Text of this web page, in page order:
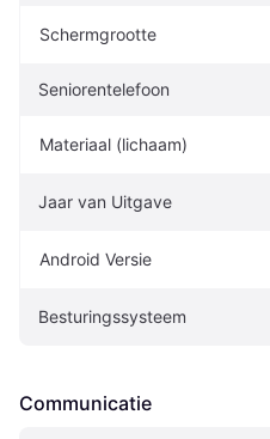
Schermgrootte
Seniorentelefoon
Materiaal (lichaam)
Jaar van Uitgave
Android Versie
Besturingssysteem
Communicatie